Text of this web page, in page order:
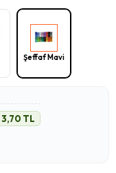
Şeffaf Mavi
3,70 TL